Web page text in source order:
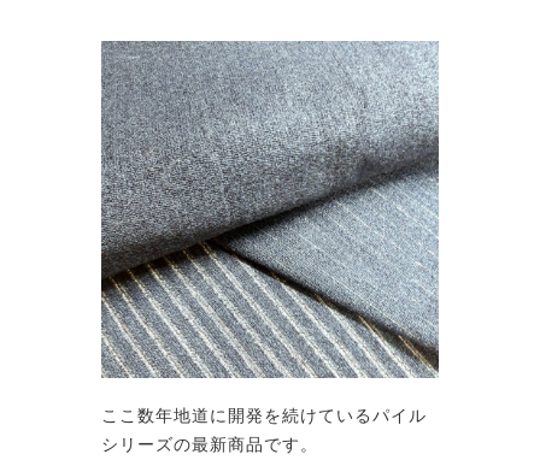
ここ数年地道に開発を続けているパイル
シリーズの最新商品です。